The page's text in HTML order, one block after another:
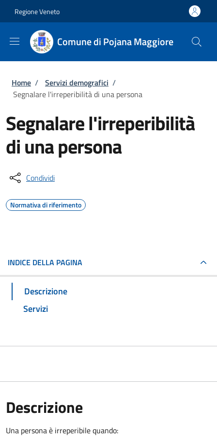
Regione Veneto
Comune di Pojana Maggiore
Briciole di pane
Home / Servizi demografici /
Segnalare l'irreperibilità di una persona
Segnalare l'irreperibilità
di una persona
Condividi
Normativa di riferimento
INDICE DELLA PAGINA
Descrizione
Servizi
Descrizione
Una persona è irreperibile quando: